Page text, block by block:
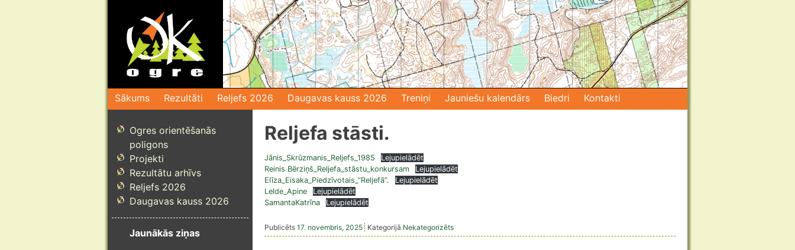
saturu
Sākums Rezultāti Reljefs 2026 Daugavas kauss 2026 Treniņi Jauniešu kalendārs Biedri Kontakti
Reljefa stāsti.
Jānis_Skrūzmanis_Reljefs_1985
Lejupielādēt
Reinis Bērziņš_Reljefa_stāstu_konkursam
Lejupielādēt
Elīza_Eisaka_Piedzīvotais_“Reljefā”.
Lejupielādēt
Lelde_Apine
Lejupielādēt
SamantaKatrīna
Lejupielādēt
Publicēts 17. novembris, 2025 Kategorijā Nekategorizēts
Ogres orientēšanās
poligons
Projekti
Rezultātu arhīvs
Reljefs 2026
Daugavas kauss 2026
Jaunākās ziņas